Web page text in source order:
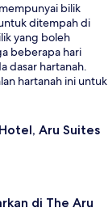
bilik
ditempah di
yang boleh
beberapa hari
dasar hartanah.
hartanah ini untuk
Aru Suites
di The Aru